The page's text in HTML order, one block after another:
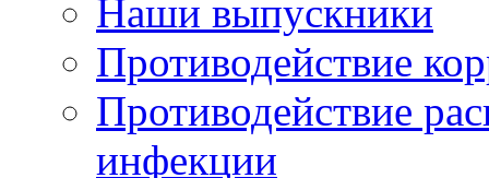
Наши выпускники
Противодействие
Противодействие
инфекции